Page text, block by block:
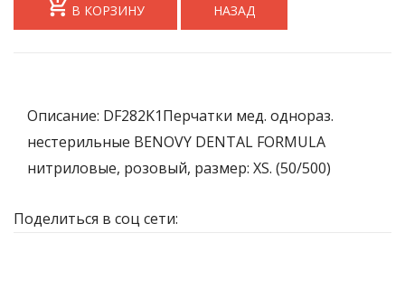
В КОРЗИНУ НАЗАД
Описание: DF282K1Перчатки мед. однораз.
нестерильные BENOVY DENTAL FORMULA
нитриловые, розовый, размер: XS. (50/500)
Поделиться в соц сети: